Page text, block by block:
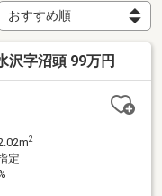
沢字沼頭 99万円
2
定